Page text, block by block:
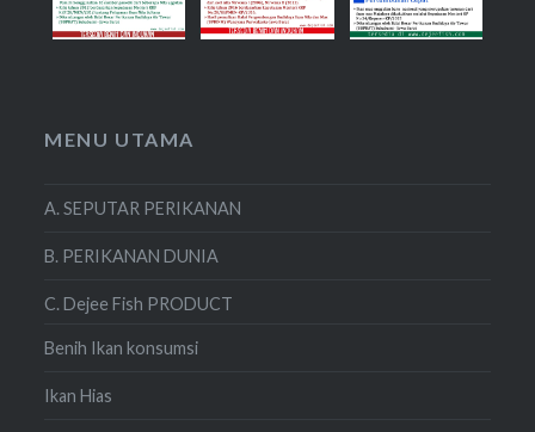
MENU UTAMA
A. SEPUTAR PERIKANAN
B. PERIKANAN DUNIA
C. Dejee Fish PRODUCT
Benih Ikan konsumsi
Ikan Hias